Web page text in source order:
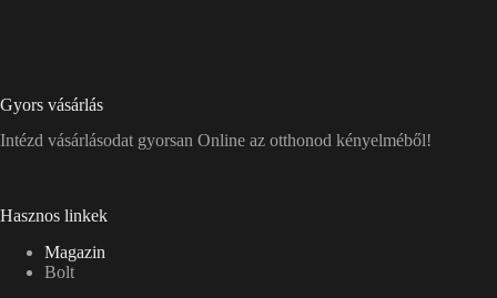
Gyors vásárlás
Intézd vásárlásodat gyorsan Online az otthonod kényelméből!
Hasznos linkek
Magazin
Bolt